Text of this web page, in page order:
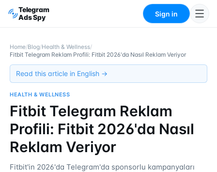
Telegram
Ads Spy
Sign in
Home/Blog/Health & Wellness/
Fitbit Telegram Reklam Profili: Fitbit 2026'da Nasıl Reklam Veriyor
Read this article in English →
HEALTH & WELLNESS
Fitbit Telegram Reklam
Profili: Fitbit 2026'da Nasıl
Reklam Veriyor
Fitbit'in 2026'da Telegram'da sponsorlu kampanyaları